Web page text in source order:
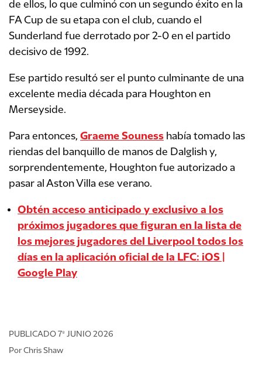
de ellos, lo que culminó con un segundo éxito en la
FA Cup de su etapa con el club, cuando el
Sunderland fue derrotado por 2-0 en el partido
decisivo de 1992.
Ese partido resultó ser el punto culminante de una
excelente media década para Houghton en
Merseyside.
Para entonces, Graeme Souness había tomado las
riendas del banquillo de manos de Dalglish y,
sorprendentemente, Houghton fue autorizado a
pasar al Aston Villa ese verano.
Obtén acceso anticipado y exclusivo a los
próximos jugadores que figuran en la lista de
los mejores jugadores del Liverpool todos los
días en la aplicación oficial de la LFC: iOS |
Google Play
PUBLICADO 7º JUNIO 2026
Por Chris Shaw